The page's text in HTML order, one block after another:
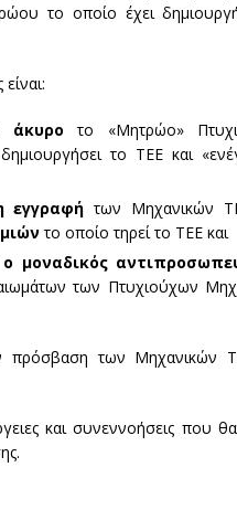
το οποίο έχει
άκυρο το «Μητρώο»
το ΤΕΕ και
εγγραφή των Μηχανικών
το οποίο τηρεί το ΤΕΕ και
μοναδικός
των Πτυχιούχων
πρόσβαση των Μηχανικών
και συνεννοήσεις που